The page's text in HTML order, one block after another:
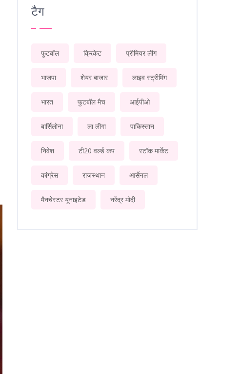
टैग
फुटबॉल क्रिकेट प्रीमियर लीग
भाजपा शेयर बाजार लाइव स्ट्रीमिंग
भारत फुटबॉल मैच आईपीओ
बार्सिलोना ला लीगा पाकिस्तान
निवेश टी20 वर्ल्ड कप स्टॉक मार्केट
कांग्रेस राजस्थान आर्सेनल
मैनचेस्टर यूनाइटेड नरेंद्र मोदी